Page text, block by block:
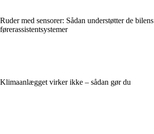
Ruder med sensorer: Sådan understøtter de bilens
førerassistentsystemer
Klimaanlægget virker ikke – sådan gør du